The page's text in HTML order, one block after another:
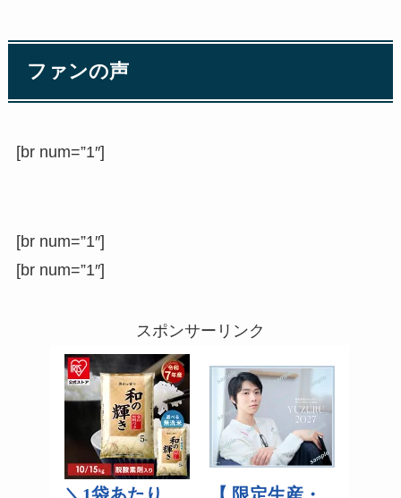
ファンの声
[br num=”1″]
[br num=”1″]
[br num=”1″]
スポンサーリンク